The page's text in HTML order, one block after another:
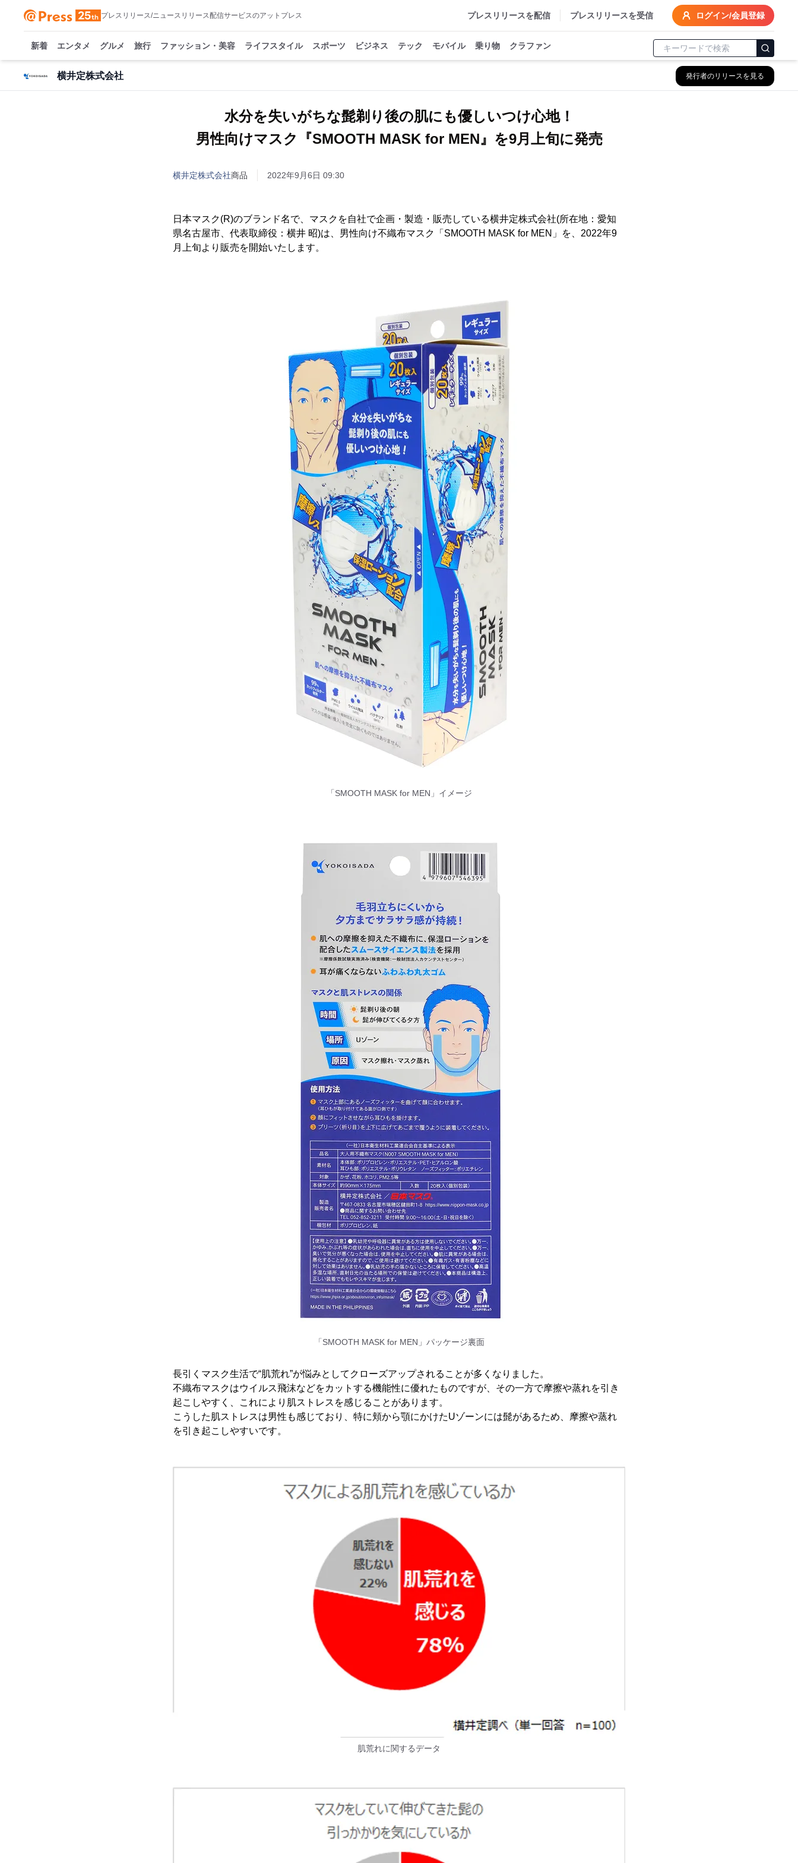
プレスリリース/ニュースリリース配信サービスのアットプレス プレスリリースを配信 プレスリリースを受信 ログイン/会員登録
新着 エンタメ グルメ 旅行 ファッション・美容 ライフスタイル スポーツ ビジネス テック モバイル 乗り物 クラファン
横井定株式会社 発行者のリリースを見る
水分を失いがちな髭剃り後の肌にも優しいつけ心地！
男性向けマスク『SMOOTH MASK for MEN』を9月上旬に発売
横井定株式会社商品 2022年9月6日 09:30
日本マスク(R)のブランド名で、マスクを自社で企画・製造・販売している横井定株式会社(所在地：愛知
県名古屋市、代表取締役：横井 昭)は、男性向け不織布マスク「SMOOTH MASK for MEN」を、2022年9
月上旬より販売を開始いたします。
「SMOOTH MASK for MEN」イメージ
「SMOOTH MASK for MEN」パッケージ裏面
長引くマスク生活で“肌荒れ”が悩みとしてクローズアップされることが多くなりました。
不織布マスクはウイルス飛沫などをカットする機能性に優れたものですが、その一方で摩擦や蒸れを引き
起こしやすく、これにより肌ストレスを感じることがあります。
こうした肌ストレスは男性も感じており、特に頬から顎にかけたUゾーンには髭があるため、摩擦や蒸れ
を引き起こしやすいです。
肌荒れに関するデータ